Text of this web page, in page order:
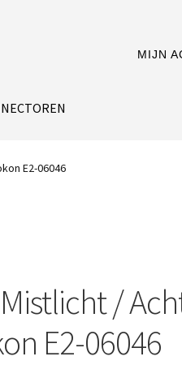
MIJN
E2-06046
Mistlicht /
E2-06046